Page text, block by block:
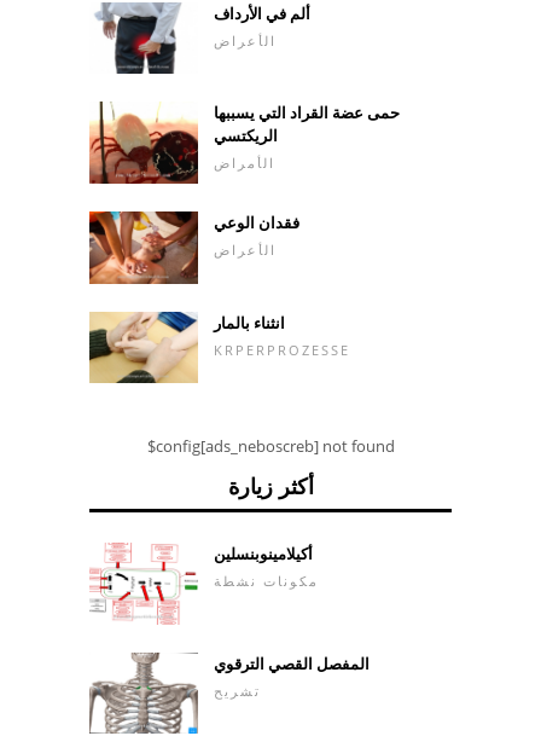
ألم في الأرداف
الأعراض
حمى عضة القراد التي يسببها
الريكتسي
الأمراض
فقدان الوعي
الأعراض
انثناء بالمار
KRPERPROZESSE
$config[ads_neboscreb] not found
أكثر زيارة
أكيلامينوبنسلين
مكونات نشطة
المفصل القصي الترقوي
تشريح